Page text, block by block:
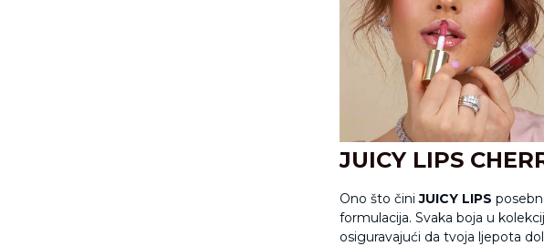
JUICY LIPS
Ono što činiJUICY LIPS
formulacija. Svaka boja u
osiguravajući da tvoja ljepota